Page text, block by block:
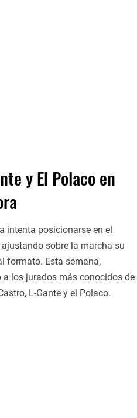
y El Polaco en
intenta posicionarse en el
sobre la marcha su
formato. Esta semana,
los jurados más conocidos de
L-Gante y el Polaco.